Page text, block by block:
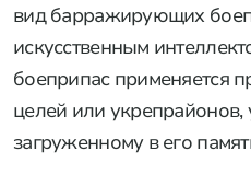
вид барражирующих
искусственным
боеприпас применяется
целей или
загруженному в его